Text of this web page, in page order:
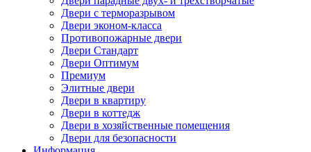
Двери с терморазрывом
Двери эконом-класса
Противопожарные двери
Двери Стандарт
Двери Оптимум
Премиум
Элитные двери
Двери в квартиру
Двери в коттедж
Двери в хозяйственные помещения
Двери для безопасности